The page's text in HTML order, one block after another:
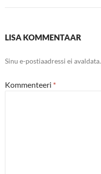
LISA KOMMENTAAR
Sinu e-postiaadressi ei avaldata.
Kommenteeri *